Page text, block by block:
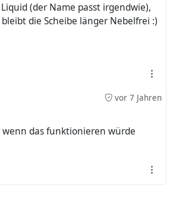
(der Name passt irgendwie),
die Scheibe länger Nebelfrei :)
vor 7 Jahren
das funktionieren würde